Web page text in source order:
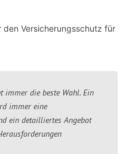
den Versicherungsschutz für
immer die beste Wahl. Ein
immer eine
ein detailliertes Angebot